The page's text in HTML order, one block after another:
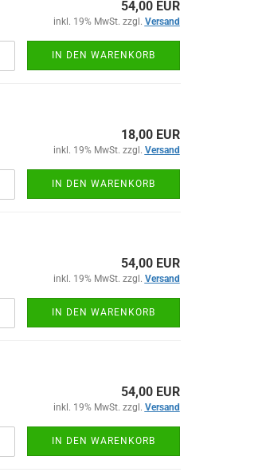
54,00 EUR
inkl. 19% MwSt. zzgl. Versand
IN DEN WARENKORB
18,00 EUR
inkl. 19% MwSt. zzgl. Versand
IN DEN WARENKORB
54,00 EUR
inkl. 19% MwSt. zzgl. Versand
IN DEN WARENKORB
54,00 EUR
inkl. 19% MwSt. zzgl. Versand
IN DEN WARENKORB